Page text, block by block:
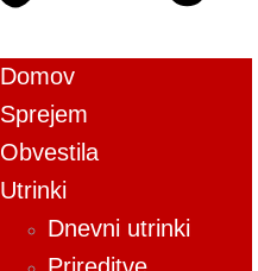
Domov
Sprejem
Obvestila
Utrinki
Dnevni utrinki